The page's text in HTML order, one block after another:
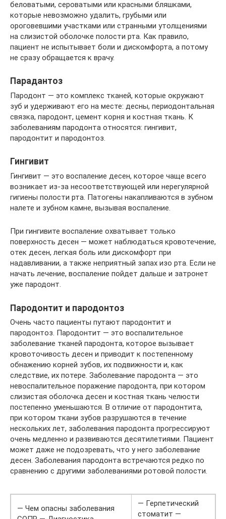
беловатыми, сероватыми или красными бляшками,
которые невозможно удалить, грубыми или
ороговевшими участками или странными утолщениями
на слизистой оболочке полости рта. Как правило,
пациент не испытывает боли и дискомфорта, а потому
не сразу обращается к врачу.
Парадантоз
Пародонт — это комплекс тканей, которые окружают
зуб и удерживают его на месте: десны, периодонтальная
связка, пародонт, цемент корня и костная ткань. К
заболеваниям пародонта относятся: гингивит,
пародонтит и пародонтоз.
Гингивит
Гингивит — это воспаление десен, которое чаще всего
возникает из-за несоответствующей или нерегулярной
гигиены полости рта. Патогены накапливаются в зубном
налете и зубном камне, вызывая воспаление.
При гингивите воспаление охватывает только
поверхность десен — может наблюдаться кровотечение,
отек десен, легкая боль или дискомфорт при
надавливании, а также неприятный запах изо рта. Если не
начать лечение, воспаление пойдет дальше и затронет
уже пародонт.
Пародонтит и пародонтоз
Очень часто пациенты путают пародонтит и
пародонтоз. Пародонтит — это воспалительное
заболевание тканей пародонта, которое вызывает
кровоточивость десен и приводит к постепенному
обнажению корней зубов, их подвижности и, как
следствие, их потере. Заболевание пародонта — это
невоспалительное поражение пародонта, при котором
слизистая оболочка десен и костная ткань челюсти
постепенно уменьшаются. В отличие от пародонтита,
при котором ткани зубов разрушаются в течение
нескольких лет, заболевания пародонта прогрессируют
очень медленно и развиваются десятилетиями. Пациент
может даже не подозревать, что у него заболевание
десен. Заболевания пародонта встречаются редко по
сравнению с другими заболеваниями ротовой полости.
— Чем опасны заболевания
— Герпетический
стоматит —